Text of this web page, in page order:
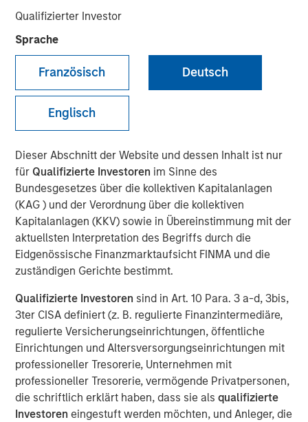
Qualifizierter Investor
Sprache
Französisch Deutsch
Englisch
Dieser Abschnitt der Website und dessen Inhalt ist nur
für Qualifizierte Investoren im Sinne des
Bundesgesetzes über die kollektiven Kapitalanlagen
(KAG ) und der Verordnung über die kollektiven
Kapitalanlagen (KKV) sowie in Übereinstimmung mit der
aktuellsten Interpretation des Begriffs durch die
Eidgenössische Finanzmarktaufsicht FINMA und die
zuständigen Gerichte bestimmt.
Qualifizierte Investoren sind in Art. 10 Para. 3 a-d, 3bis,
3ter CISA definiert (z. B. regulierte Finanzintermediäre,
regulierte Versicherungseinrichtungen, öffentliche
Einrichtungen und Altersversorgungseinrichtungen mit
professioneller Tresorerie, Unternehmen mit
professioneller Tresorerie, vermögende Privatpersonen,
die schriftlich erklärt haben, dass sie alsqualifizierte
Investoren eingestuft werden möchten, und Anleger, die
Morgan Stanley’s Andrew Szczurowski, Co-Head of the
Mortgage and Securitized investment team, Raymond
James’ Larry Adam and Wolfe Research’s Stephanie Roth,
join ‘The Exchange’ to discuss the Fed’s path for rate cuts
Video anzeigen
Clicking above will exit the Morgan Stanley Investment
Management site and direct you to an external site.
Fixed Income Team
Our capabilities are driven by six specialized teams that
span the global fixed income capital markets. Each
specialized team has the autonomy to implement its own
approach while centralized resources allow them to
focus on driving investment excellence.